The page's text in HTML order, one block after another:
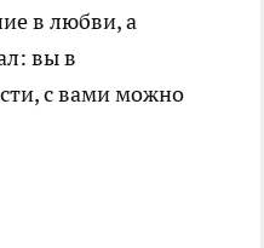
в любви, а
вы в
с вами можно